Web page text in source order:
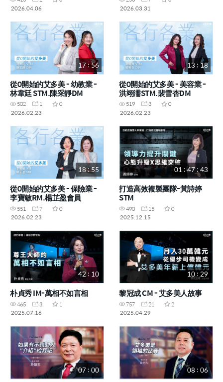
2026.04.06
2026.03.31
17 : 56
從0開始的艾多美 - 幼教業 -
林韋廷 STM.陳采靜DM
502 1
0
2026.02.23
13 : 18
從0開始的艾多美 - 美容業 -
洪翊濡STM.裴雪杏DM
519 3
0
2026.02.23
18 : 55
從0開始的艾多美 - 保險業 -
李寶敏RM.楊芷盈會員
551 7
0
2026.02.23
01 : 47 : 43
打造高效複製團隊-黃詩婷
STM
490 15
0
2025.12.15
42 : 10
朴貞秀 IM-萬相不如言相
465 3
1
2025.07.16
10 : 29
黎冠成 CM - 艾多美人故事
757 21
2
2025.04.29
07 : 00 08 : 06